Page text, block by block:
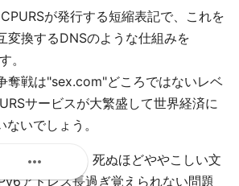
が発行する短縮表記で、これを
変換するDNSのような仕組みを
。
奪戦は"sex.com"どころではないレベ
サービスが大繁盛して世界経済に
いでしょう。
使うことで、死ぬほどややこしい文
アドレス長過ぎ覚えられない問題
more_horiz